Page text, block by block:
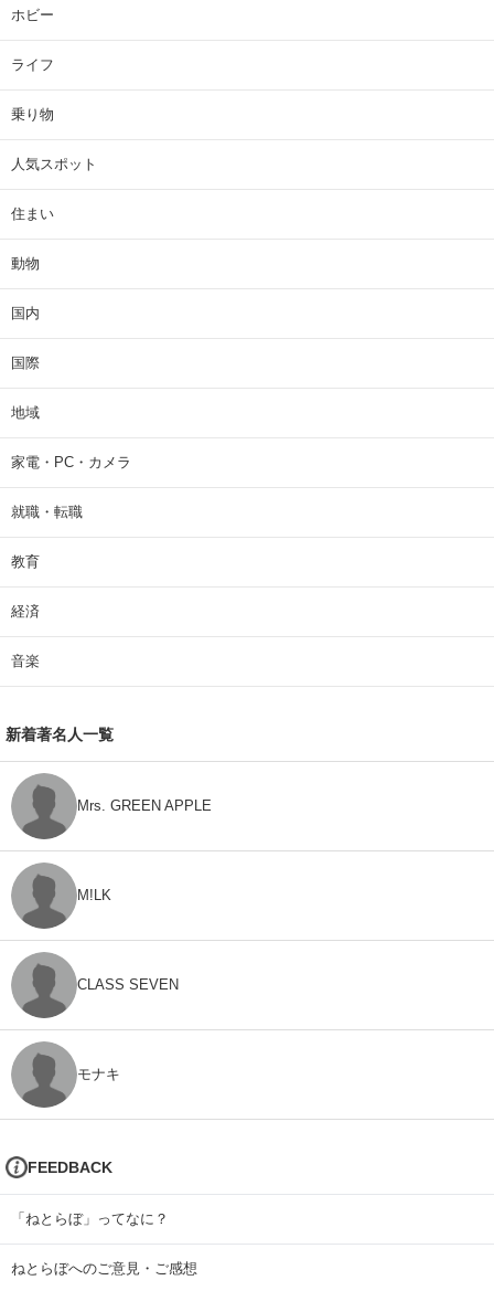
ホビー
ライフ
乗り物
人気スポット
住まい
動物
国内
国際
地域
家電・PC・カメラ
就職・転職
教育
経済
音楽
新着著名人一覧
Mrs. GREEN APPLE
M!LK
CLASS SEVEN
モナキ
FEEDBACK
「ねとらぼ」ってなに？
ねとらぼへのご意見・ご感想